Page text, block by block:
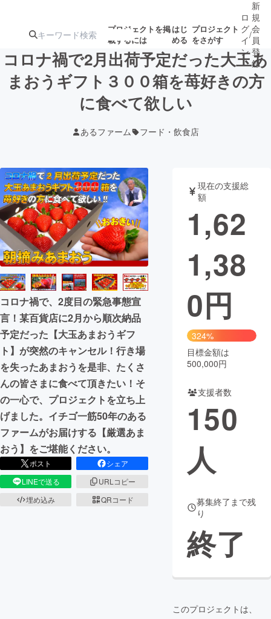
プロジェクトを掲
載するには
はじ
める
プロジェクト
をさがす
注目のリ 注目の新着プロ募集終了が近いプ
テクノロジー・ガジェット
映像・映画 書籍・雑誌
ビジネス・起業 チャレンジ
まちづくり・地域活性化
CAMPFIRE for Social Good
CAMPFIRE Creation
CAMPFIREふるさと納税machi-ya コミュニティ
ロ
グ
イ
ン
/
新
規
会
員
登
録
コロナ禍で2月出荷予定だった大玉あ
まおうギフト３００箱を苺好きの方
に食べて欲しい
あるファーム フード・飲食店
コロナ禍で、2度目の緊急事態宣
言！某百貨店に2月から順次納品
予定だった【大玉あまおうギフ
ト】が突然のキャンセル！行き場
を失ったあまおうを是非、たくさ
んの皆さまに食べて頂きたい！そ
の一心で、プロジェクトを立ち上
げました。イチゴ一筋50年のある
ファームがお届けする【厳選あま
おう】をご堪能ください。
ポスト
シェア
LINEで送る
URLコピー
埋め込み
QRコード
現在の支援総
額
1,62
1,38
0円
324%
目標金額は
500,000円
支援者数
150
人
募集終了まで残
り
終了
このプロジェクトは、